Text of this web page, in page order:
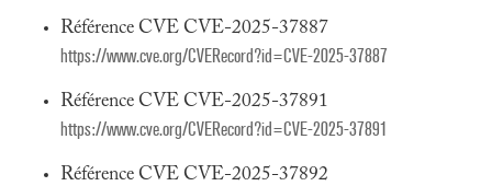
Référence CVE CVE-2025-37887
https://www.cve.org/CVERecord?id=CVE-2025-37887
Référence CVE CVE-2025-37891
https://www.cve.org/CVERecord?id=CVE-2025-37891
Référence CVE CVE-2025-37892